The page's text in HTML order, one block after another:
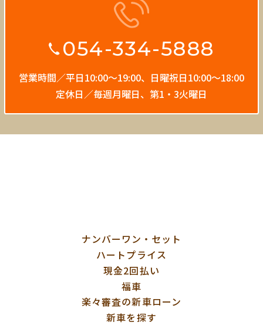
054-334-5888
営業時間／平日10:00〜19:00、 日曜祝日10:00〜18:00
定休日／毎週月曜日、第1・3火曜日
ナンバーワン・セット
ハートプライス
現金2回払い
福車
楽々審査の新車ローン
新車を探す